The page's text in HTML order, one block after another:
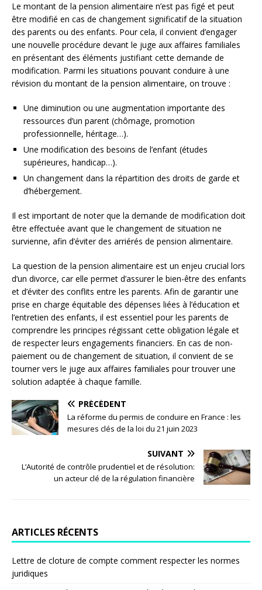
Le montant de la pension alimentaire n’est pas figé et peut
être modifié en cas de changement significatif de la situation
des parents ou des enfants. Pour cela, il convient d’engager
une nouvelle procédure devant le juge aux affaires familiales
en présentant des éléments justifiant cette demande de
modification. Parmi les situations pouvant conduire à une
révision du montant de la pension alimentaire, on trouve :
Une diminution ou une augmentation importante des
ressources d’un parent (chômage, promotion
professionnelle, héritage…).
Une modification des besoins de l’enfant (études
supérieures, handicap…).
Un changement dans la répartition des droits de garde et
d’hébergement.
Il est important de noter que la demande de modification doit
être effectuée avant que le changement de situation ne
survienne, afin d’éviter des arriérés de pension alimentaire.
La question de la pension alimentaire est un enjeu crucial lors
d’un divorce, car elle permet d’assurer le bien-être des enfants
et d’éviter des conflits entre les parents. Afin de garantir une
prise en charge équitable des dépenses liées à l’éducation et
l’entretien des enfants, il est essentiel pour les parents de
comprendre les principes régissant cette obligation légale et
de respecter leurs engagements financiers. En cas de non-
paiement ou de changement de situation, il convient de se
tourner vers le juge aux affaires familiales pour trouver une
solution adaptée à chaque famille.
PRÉCÉDENT
La réforme du permis de conduire en France : les
mesures clés de la loi du 21 juin 2023
SUIVANT
L’Autorité de contrôle prudentiel et de résolution:
un acteur clé de la régulation financière
ARTICLES RÉCENTS
Lettre de cloture de compte comment respecter les normes
juridiques